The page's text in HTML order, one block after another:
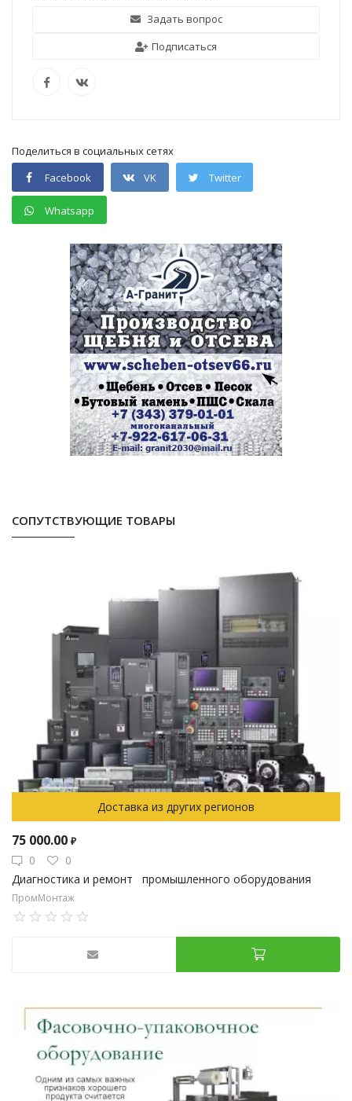
Задать вопрос
Подписаться
Поделиться в социальных сетях
Facebook
VK Twitter
Whatsapp
СОПУТСТВУЮЩИЕ ТОВАРЫ
Доставка из других регионов
75 000.00 ₽
0
0
Диагностика и ремонт промышленного оборудования
ПромМонтаж